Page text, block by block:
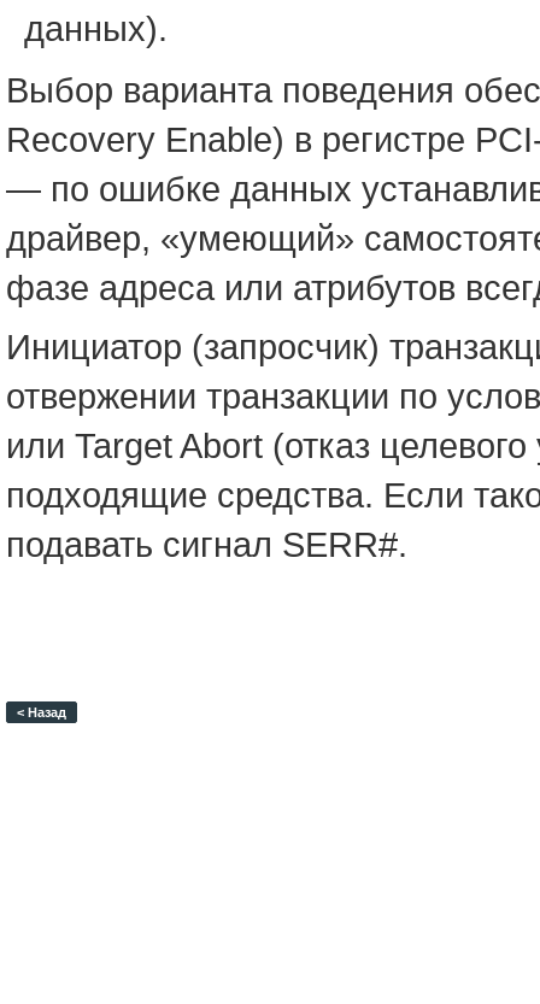
данных).
Выбор варианта поведения
Recovery Enable) в регистре
— по ошибке данных
драйвер, «умеющий»
фазе адреса или атрибутов
Инициатор (запросчик)
отвержении транзакции по
или Target Abort (отказ
подходящие средства. Если
подавать сигнал SERR#.
< Назад